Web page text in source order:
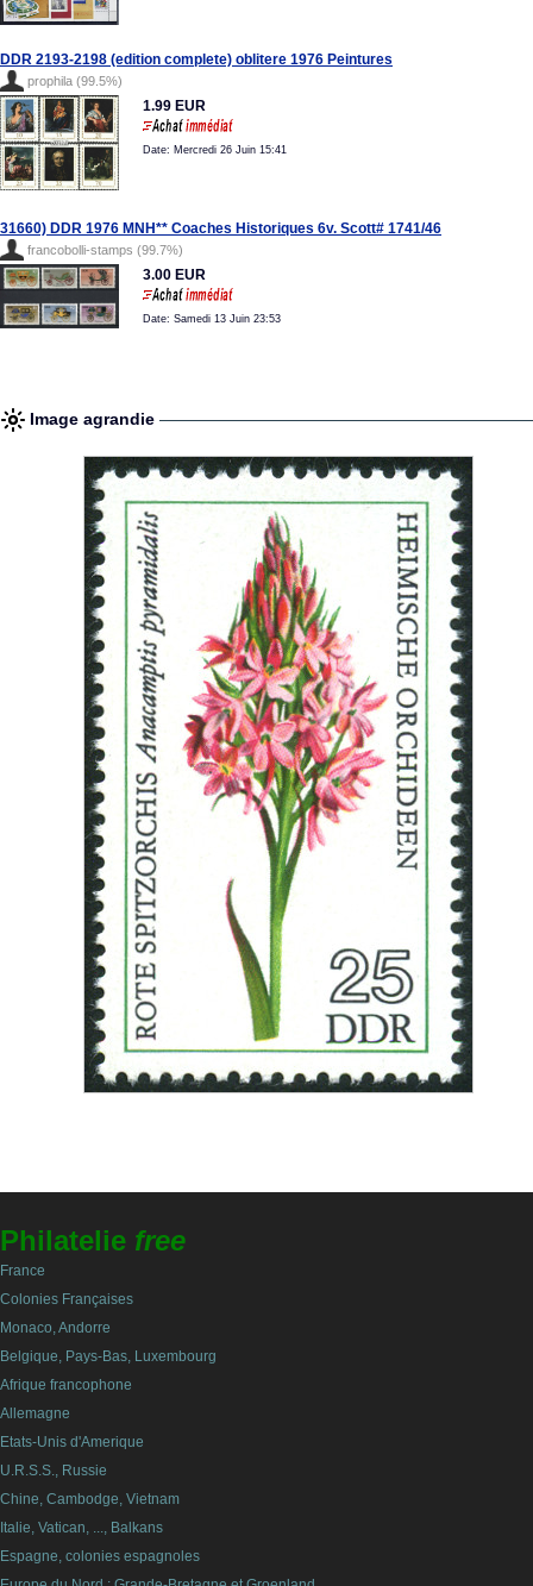
DDR 2193-2198 (edition complete) oblitere 1976 Peintures
prophila (99.5%)
1.99 EUR
Date: Mercredi 26 Juin 15:41
31660) DDR 1976 MNH** Coaches Historiques 6v. Scott# 1741/46
francobolli-stamps (99.7%)
3.00 EUR
Date: Samedi 13 Juin 23:53
Image agrandie
Philatelie free
France
Colonies Françaises
Monaco, Andorre
Belgique, Pays-Bas, Luxembourg
Afrique francophone
Allemagne
Etats-Unis d'Amerique
U.R.S.S., Russie
Chine, Cambodge, Vietnam
Italie, Vatican, ..., Balkans
Espagne, colonies espagnoles